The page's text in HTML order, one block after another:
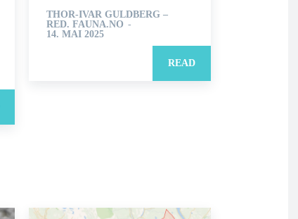
THOR-IVAR GULDBERG –
RED. FAUNA.NO -
14. MAI 2025
READ